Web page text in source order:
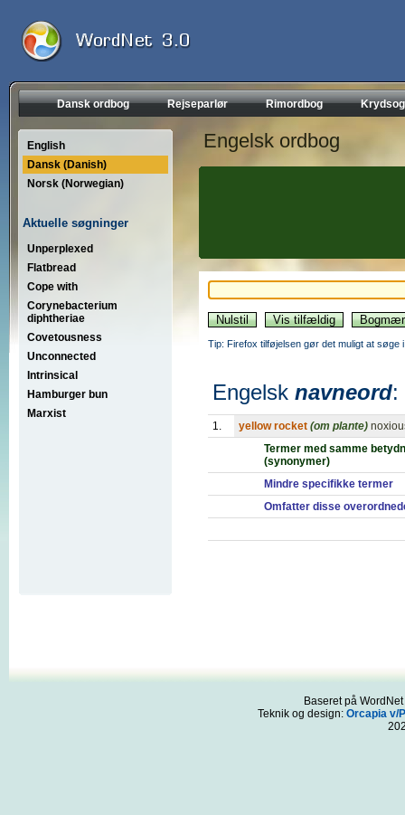
Dansk ordbog Rejseparlør Rimordbog
English
Dansk (Danish)
Norsk (Norwegian)
Aktuelle søgninger
Unperplexed
Flatbread
Cope with
Corynebacterium
diphtheriae
Covetousness
Unconnected
Intrinsical
Hamburger bun
Marxist
Engelsk ordbog
Tip: Firefox tilføjelsen gør det muligt at søge
Engelsk navneord:
1. yellow rocket (om plante)
Termer med samme
(synonymer)
Mindre specifikke termer
Omfatter disse
Baseret på
Teknik og design: Orcapia v/